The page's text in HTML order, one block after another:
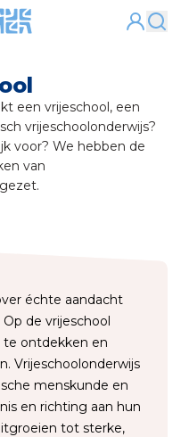
een vrijeschool, een
vrijeschoolonderwijs?
voor? We hebben de
van
échte aandacht
de vrijeschool
te ontdekken en
Vrijeschoolonderwijs
menskunde en
en richting aan hun
tot sterke,